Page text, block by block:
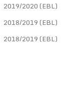
2019/2020 (EBL)
2018/2019 (EBL)
2018/2019 (EBL)